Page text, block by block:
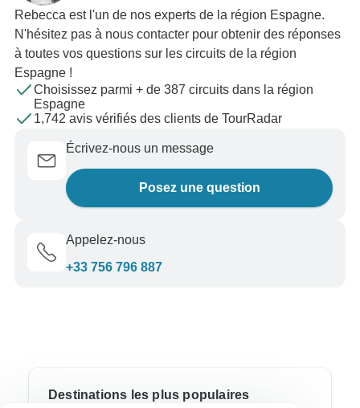
Rebecca est l'un de nos experts de la région Espagne.
N'hésitez pas à nous contacter pour obtenir des réponses
à toutes vos questions sur les circuits de la région
Espagne !
Choisissez parmi + de 387 circuits dans la région
Espagne
1,742 avis vérifiés des clients de TourRadar
Écrivez-nous un message
Posez une question
Appelez-nous
+33 756 796 887
Destinations les plus populaires